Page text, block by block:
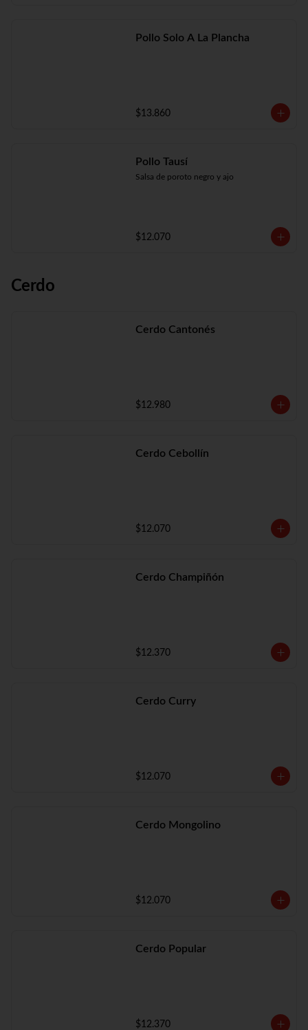
Pollo Solo A La Plancha
$13.860
Pollo Tausí
Salsa de poroto negro y ajo
$12.070
Cerdo
Cerdo Cantonés
$12.980
Cerdo Cebollín
$12.070
Cerdo Champiñón
$12.370
Cerdo Curry
$12.070
Cerdo Mongolino
$12.070
Cerdo Popular
$12.370